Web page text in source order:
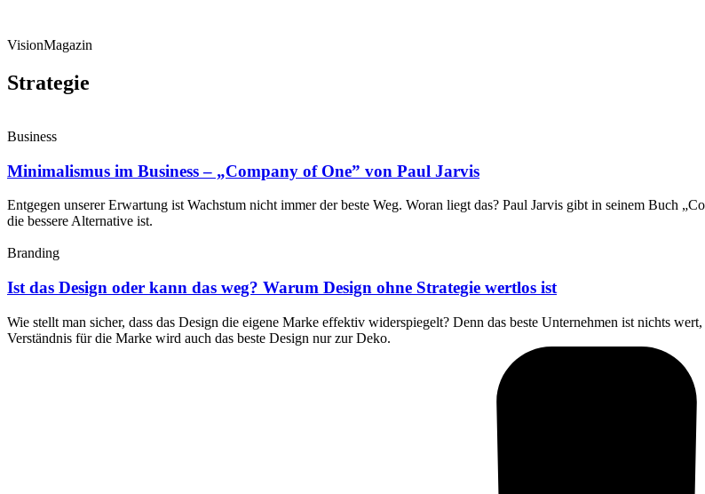
VisionMagazin
Strategie
Business
Minimalismus im Business – „Company of One” von Paul Jarvis
Entgegen unserer Erwartung ist Wachstum nicht immer der beste Weg. Woran liegt das? Paul Jarvis gibt in seinem Buch
die bessere Alternative ist.
Branding
Ist das Design oder kann das weg? Warum Design ohne Strategie wertlos ist
Wie stellt man sicher, dass das Design die eigene Marke effektiv widerspiegelt? Denn das beste Unternehmen ist nichts
Verständnis für die Marke wird auch das beste Design nur zur Deko.